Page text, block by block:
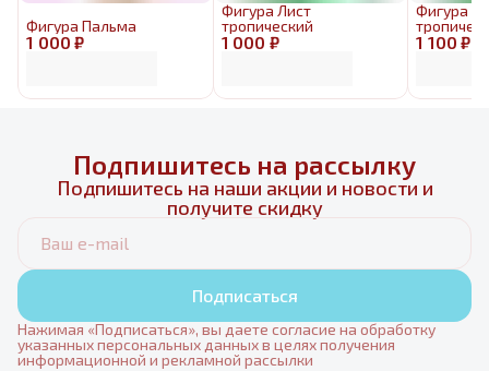
1 000 ₽
Фигура Пальма
1 000 ₽
Фигура Лист
тропический
1 100 ₽
Фигура
Подпишитесь на рассылку
Подпишитесь на наши акции и новости и
получите скидку
Подписаться
Нажимая «Подписаться», вы даете согласие на обработку
указанных персональных данных в целях получения
информационной и рекламной рассылки